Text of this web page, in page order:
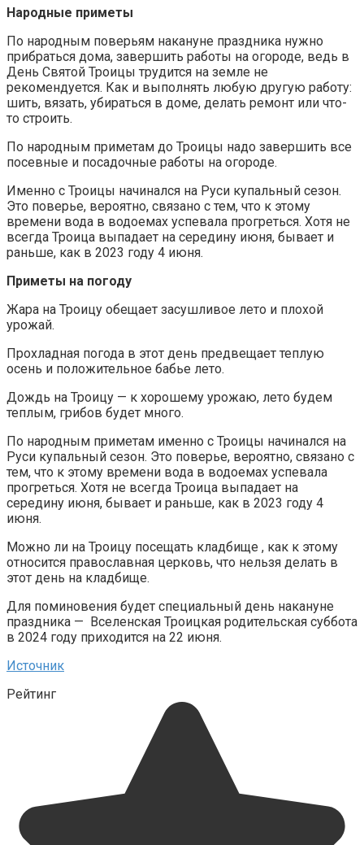
Народные приметы
По народным поверьям накануне праздника нужно
прибраться дома, завершить работы на огороде, ведь в
День Святой Троицы трудится на земле не
рекомендуется. Как и выполнять любую другую работу:
шить, вязать, убираться в доме, делать ремонт или что-
то строить.
По народным приметам до Троицы надо завершить все
посевные и посадочные работы на огороде.
Именно с Троицы начинался на Руси купальный сезон.
Это поверье, вероятно, связано с тем, что к этому
времени вода в водоемах успевала прогреться. Хотя не
всегда Троица выпадает на середину июня, бывает и
раньше, как в 2023 году 4 июня.
Приметы на погоду
Жара на Троицу обещает засушливое лето и плохой
урожай.
Прохладная погода в этот день предвещает теплую
осень и положительное бабье лето.
Дождь на Троицу — к хорошему урожаю, лето будем
теплым, грибов будет много.
По народным приметам именно с Троицы начинался на
Руси купальный сезон. Это поверье, вероятно, связано с
тем, что к этому времени вода в водоемах успевала
прогреться. Хотя не всегда Троица выпадает на
середину июня, бывает и раньше, как в 2023 году 4
июня.
Можно ли на Троицу посещать кладбище , как к этому
относится православная церковь, что нельзя делать в
этот день на кладбище.
Для поминовения будет специальный день накануне
праздника — Вселенская Троицкая родительская суббота
в 2024 году приходится на 22 июня.
Источник
Рейтинг